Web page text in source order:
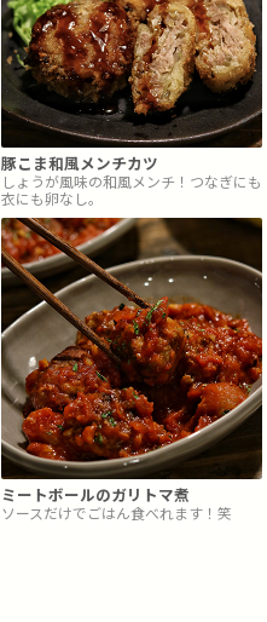
豚こま和風メンチカツ
しょうが風味の和風メンチ！つなぎにも
衣にも卵なし。
ミートボールのガリトマ煮
ソースだけでごはん食べれます！笑